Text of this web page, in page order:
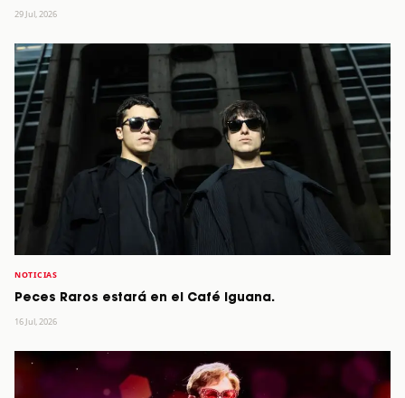
29 Jul, 2026
NOTICIAS
Peces Raros estará en el Café Iguana.
16 Jul, 2026